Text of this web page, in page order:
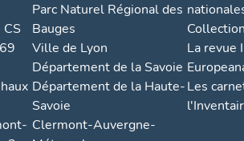
CS
Parc Naturel Régional des
Bauges
Ville de Lyon
Département de la Savoie
Département de la Haute-
Savoie
Clermont-Auvergne-
La revue
Les